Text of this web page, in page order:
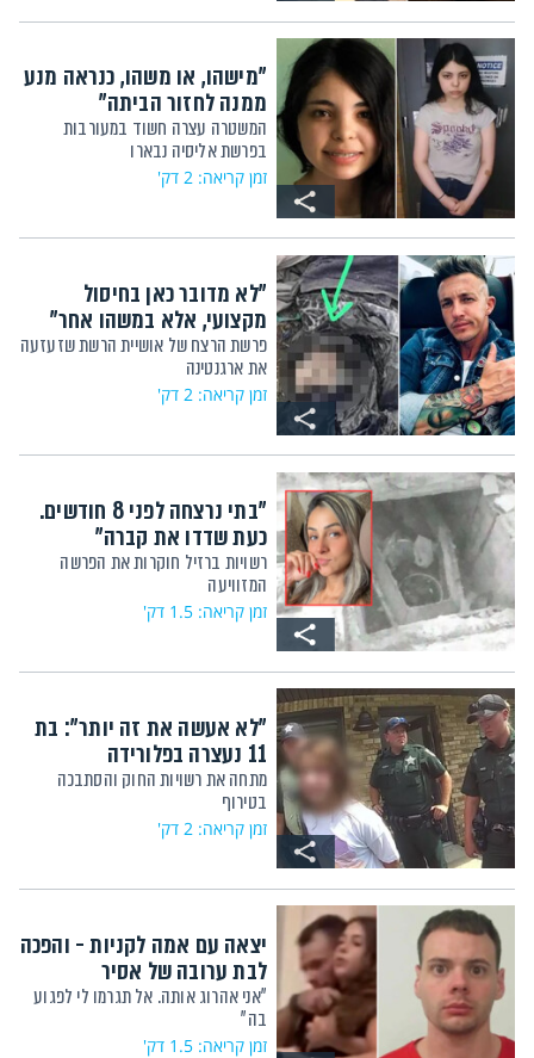
"מישהו, או משהו, כנראה מנע
ממנה לחזור הביתה"
המשטרה עצרה חשוד במעורבות
בפרשת אליסיה נבארו
זמן קריאה: 2 דק'
"לא מדובר כאן בחיסול
מקצועי, אלא במשהו אחר"
פרשת הרצח של אושיית הרשת שזעזעה
את ארגנטינה
זמן קריאה: 2 דק'
"בתי נרצחה לפני 8 חודשים.
כעת שדדו את קברה"
רשויות ברזיל חוקרות את הפרשה
המזוויעה
זמן קריאה: 1.5 דק'
"לא אעשה את זה יותר": בת
11 נעצרה בפלורידה
מתחה את רשויות החוק והסתבכה
בטירוף
זמן קריאה: 2 דק'
יצאה עם אמה לקניות - והפכה
לבת ערובה של אסיר
"אני אהרוג אותה. אל תגרמו לי לפגוע
בה"
זמן קריאה: 1.5 דק'